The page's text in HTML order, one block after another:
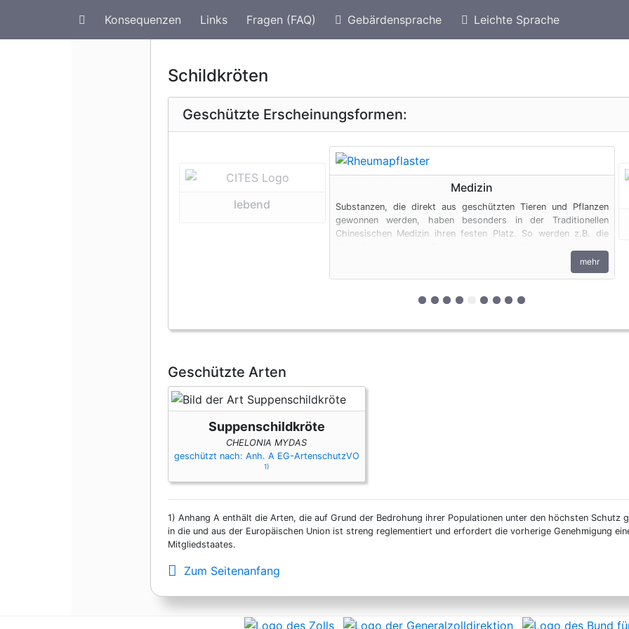
Konsequenzen Links Fragen (FAQ) Gebärdensprache Leichte Sprache
Schildkröten
Geschützte Erscheinungsformen:
Vorherige geschützte Erscheinungsform
lebend
Medizin
Substanzen, die direkt aus geschützten Tieren und Pflanzen
gewonnen werden, haben besonders in der Traditionellen
Chinesischen Medizin ihren festen Platz. So werden z.B. die
von Raubkatzen und Pflanzen zu Medizin verarbeitet. Auch
diese Produkte unterliegen den artenschutzrechtlichen
mehr
zur 1. geschützten Erscheinungsform
zur 2. geschützten Erscheinungsform
zur 3. geschützten
zur 4. geschützten
zur 5. geschützten
zur 6. geschützten
zur 7. geschützten
zur 8. geschützten
zur 9. geschützten
Geschützte Arten
Suppenschildkröte
CHELONIA MYDAS
geschützt nach: Anh. A EG-ArtenschutzVO
1)
1) Anhang A enthält die Arten, die auf Grund der Bedrohung ihrer Populationen unter den höchsten Schutz
in die und aus der Europäischen Union ist streng reglementiert und erfordert die vorherige Genehmigung
Mitgliedstaates.
Zum Seitenanfang